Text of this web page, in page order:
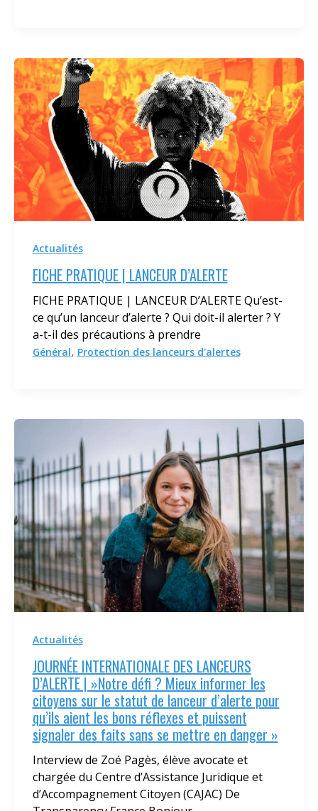
Actualités
FICHE PRATIQUE | LANCEUR D’ALERTE
FICHE PRATIQUE | LANCEUR D’ALERTE Qu’est-
ce qu’un lanceur d’alerte ? Qui doit-il alerter ? Y
a-t-il des précautions à prendre
Général, Protection des lanceurs d'alertes
Actualités
JOURNÉE INTERNATIONALE DES LANCEURS
D’ALERTE | »Notre défi ? Mieux informer les
citoyens sur le statut de lanceur d’alerte pour
qu’ils aient les bons réflexes et puissent
signaler des faits sans se mettre en danger »
Interview de Zoé Pagès, élève avocate et
chargée du Centre d’Assistance Juridique et
d’Accompagnement Citoyen (CAJAC) De